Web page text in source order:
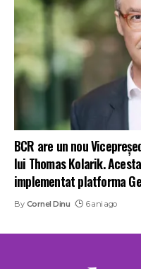
BCR are un nou
lui Thomas Kolarik.
implementat platforma
By Cornel Dinu 6 ani ago